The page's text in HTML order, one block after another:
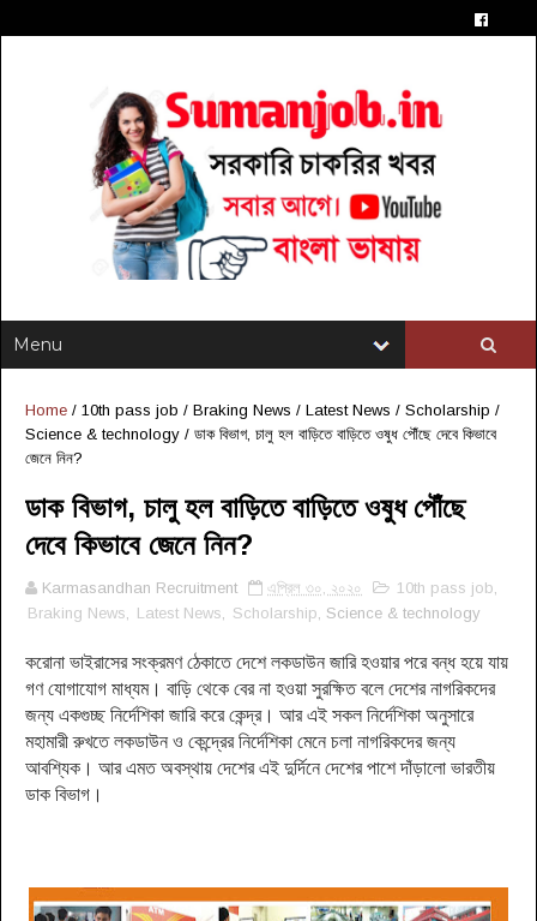
Home / 10th pass job / Braking News / Latest News / Scholarship /
Science & technology / ডাক বিভাগ, চালু হল বাড়িতে বাড়িতে ওষুধ পৌঁছে দেবে কিভাবে
জেনে নিন?
ডাক বিভাগ, চালু হল বাড়িতে বাড়িতে ওষুধ পৌঁছে
দেবে কিভাবে জেনে নিন?
Karmasandhan Recruitment এপ্রিল ৩০, ২০২০ 10th pass job
Braking News
Latest News Scholarship , Science & technology
করোনা ভাইরাসের সংক্রমণ ঠেকাতে দেশে লকডাউন জারি হওয়ার পরে বন্ধ হয়ে যায়
গণ যোগাযোগ মাধ্যম। বাড়ি থেকে বের না হওয়া সুরক্ষিত বলে দেশের নাগরিকদের
জন্য একগুচ্ছ নির্দেশিকা জারি করে কেন্দ্র। আর এই সকল নির্দেশিকা অনুসারে
মহামারী রুখতে লকডাউন ও কেন্দ্রের নির্দেশিকা মেনে চলা নাগরিকদের জন্য
আবশ্যিক। আর এমত অবস্থায় দেশের এই দুর্দিনে দেশের পাশে দাঁড়ালো ভারতীয়
ডাক বিভাগ।